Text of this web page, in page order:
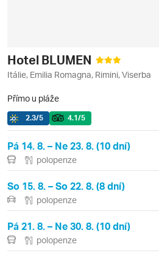
Hotel BLUMEN
Itálie, Emilia Romagna, Rimini, Viserba
Přímo u pláže
2.3/5 4.1/5
Pá 14. 8. – Ne 23. 8. (10 dní)
polopenze
So 15. 8. – So 22. 8. (8 dní)
polopenze
Pá 21. 8. – Ne 30. 8. (10 dní)
polopenze